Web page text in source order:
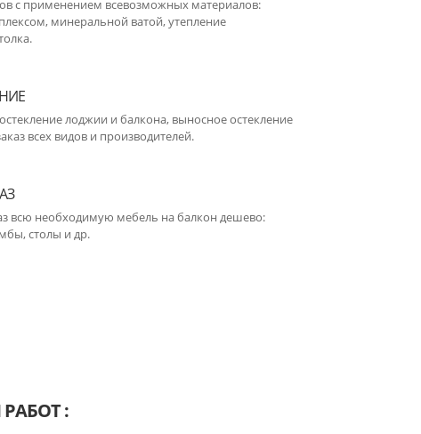
с применением всевозможных материалов:
минеральной ватой, утепление
лоджии и балкона, выносное остекление
всех видов и производителей.
всю необходимую мебель на балкон дешево:
столы и др.
: